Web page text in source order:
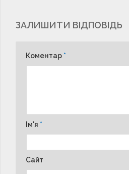
ЗАЛИШИТИ ВІДПОВІДЬ
Коментар *
Ім'я *
Сайт